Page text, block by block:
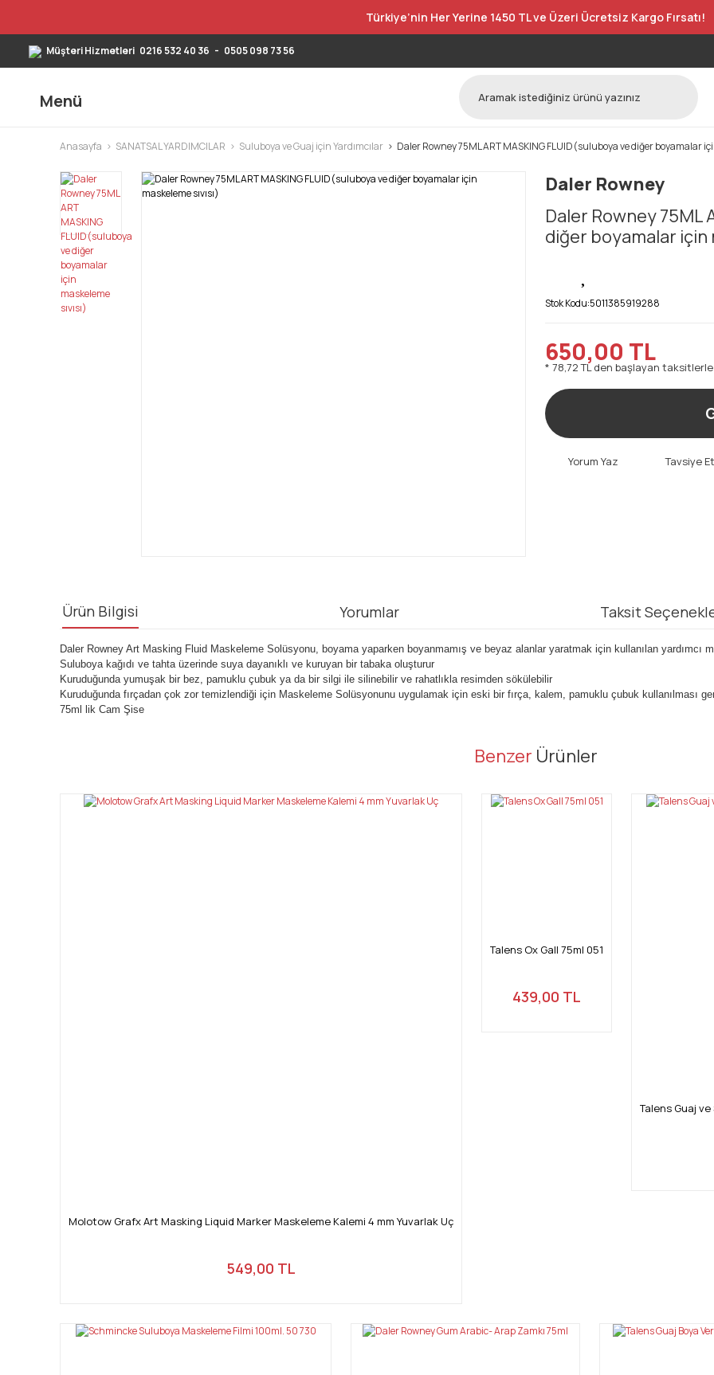
Türkiye’nin Her Yerine 1450 TL ve Üzeri Ücretsiz Kargo Fırsatı!
Müşteri Hizmetleri 0216 532 40 36 - 0505 098 73 56
Menü
Anasayfa SANATSAL YARDIMCILAR Suluboya ve Guaj için Yardımcılar Daler Rowney 75ML ART MASKING FLUID(suluboya ve diğer boyamalar
Daler Rowney
Daler Rowney 75ML
diğer boyamalar için
Stok Kodu:5011385919288
650,00 TL
* 78,72 TL den başlayan
Yorum Yaz Tavsiye Et
Ürün Bilgisi Yorumlar Taksit
Daler Rowney Art Masking Fluid Maskeleme Solüsyonu, boyama yaparken boyanmamış ve beyaz alanlar yaratmak için kullanılan yardımcı
Suluboya kağıdı ve tahta üzerinde suya dayanıklı ve kuruyan bir tabaka oluşturur
Kuruduğunda yumuşak bir bez, pamuklu çubuk ya da bir silgi ile silinebilir ve rahatlıkla resimden sökülebilir
Kuruduğunda fırçadan çok zor temizlendiği için Maskeleme Solüsyonunu uygulamak için eski bir fırça, kalem, pamuklu çubuk kullanılması
75ml lik Cam Şise
Bu ürünün fiyat bilgisi, resim, ürün açıklamalarında ve diğer konularda yetersiz gördüğünüz noktaları öneri formunu kullanarak
Ürün resmi kalitesiz, bozuk veya görüntülenemiyor.
Gönder
Benzer Ürünler
Molotow Grafx Art Masking Liquid Marker Maskeleme Kalemi 4 mm Yuvarlak Uç
549,00 TL
Talens Ox Gall 75ml 051
439,00 TL
Talens Guaj